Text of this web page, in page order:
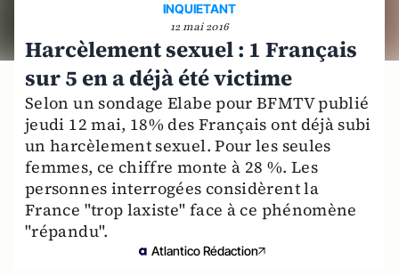
INQUIETANT
12 mai 2016
Harcèlement sexuel : 1 Français
sur 5 en a déjà été victime
Selon un sondage Elabe pour BFMTV publié
jeudi 12 mai, 18% des Français ont déjà subi
un harcèlement sexuel. Pour les seules
femmes, ce chiffre monte à 28 %. Les
personnes interrogées considèrent la
France "trop laxiste" face à ce phénomène
"répandu".
Atlantico Rédaction